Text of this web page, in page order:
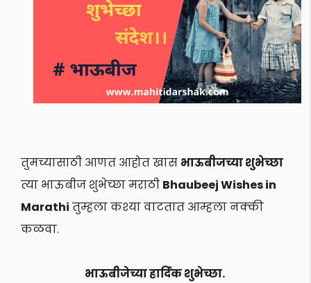
तुमच्यासाठी आणत आहोत खास भाऊबीजच्या शुभेच्छा
त्या भाऊबीज शुभेच्छा मराठी Bhaubeej Wishes in
Marathi तुम्हला कश्या वाटतात आम्हला नक्की
कळवा.
भाऊबीजेच्या हार्दिक शुभेच्छा.